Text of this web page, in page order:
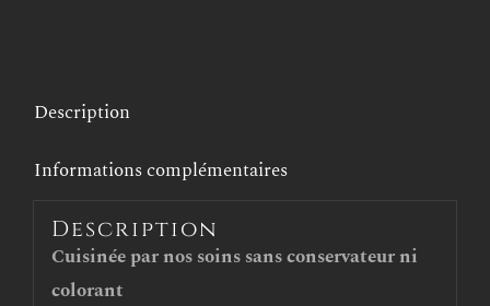
VERRINE
CANARD
NOISETTES
Description
Informations complémentaires
Description
Cuisinée par nos soins sans conservateur ni
colorant